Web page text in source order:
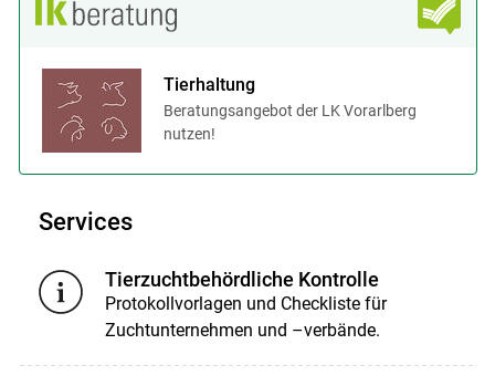
Tierhaltung
Beratungsangebot der LK Vorarlberg
nutzen!
Services
Tierzuchtbehördliche Kontrolle
Protokollvorlagen und Checkliste für
Zuchtunternehmen und –verbände.